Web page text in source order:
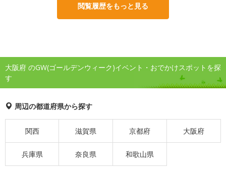
閲覧履歴をもっと見る
大阪府 のGW(ゴールデンウィーク)イベント・おでかけスポットを探
す
周辺の都道府県から探す
関西 滋賀県 京都府 大阪府
兵庫県 奈良県 和歌山県